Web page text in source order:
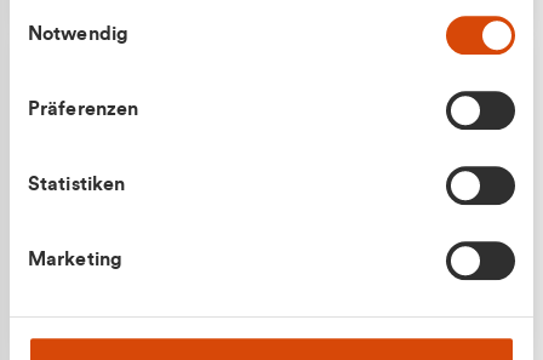
gesammelt haben.
Notwendig
Präferenzen
Statistiken
Marketing